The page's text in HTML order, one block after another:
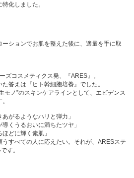
化しました。
ションでお肌を整えた後に、適量を手に取
ズコスメティクス発、『ARES』。
答えは『ヒト幹細胞培養』でした。
モノ”のスキンケアラインとして、エビデンス
がるようなハリと弾力」
くうるおいに満ちたツヤ」
どに輝く素肌」
すべての人に応えたい。それが、ARESステ
す。